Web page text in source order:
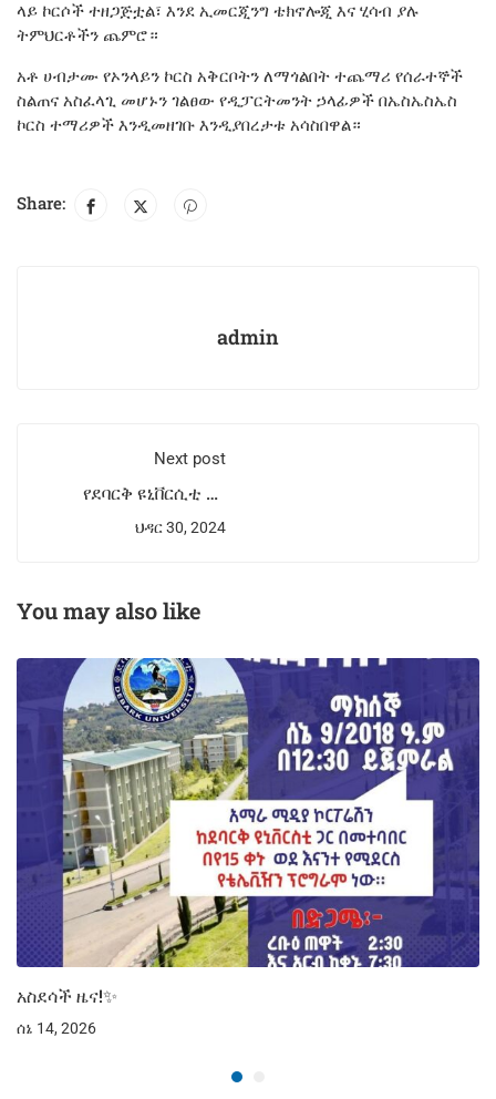
ላይ ኮርሶች ተዘጋጅቷል፣ እንደ ኢመርጂንግ ቴክኖሎጂ እና ሂሳብ ያሉ
ትምህርቶችን ጨምሮ።
አቶ ሀብታሙ የኦንላይን ኮርስ አቅርቦትን ለማጎልበት ተጨማሪ የሰራተኞች
ስልጠና አስፈላጊ መሆኑን ገልፀው የዲፓርትመንት ኃላፊዎች በኤስኤስኤስ
ኮርስ ተማሪዎች እንዲመዘገቡ እንዲያበረታቱ አሳስበዋል።
Share:
admin
Next post
የደባርቅ ዩኒቨርሲቲ እና
ለአካዳሚክ እና ምርምር
ህዳር 30, 2024
You may also like
አስደሳች ዜና!✨
ሰኔ 14, 2026